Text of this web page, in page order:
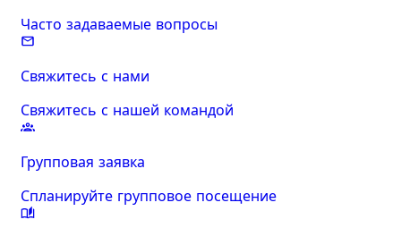
Часто задаваемые вопросы
Свяжитесь с нами
Свяжитесь с нашей командой
Групповая заявка
Спланируйте групповое посещение